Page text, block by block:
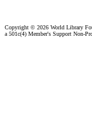
Copyright © 2026 World Library
a 501c(4) Member's Support Non-